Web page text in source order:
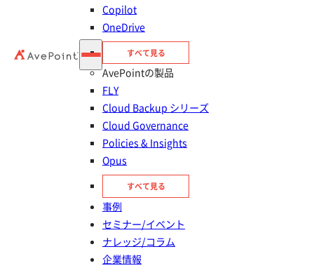
Copilot
OneDrive
すべて見る
AvePointの製品
FLY
Cloud Backup シリーズ
Cloud Governance
Policies & Insights
Opus
すべて見る
事例
セミナー/イベント
ナレッジ/コラム
企業情報
利用可能な マイクロソフト標準の管理ツール
集中管理で Power Platform の管理をスケール
アップ